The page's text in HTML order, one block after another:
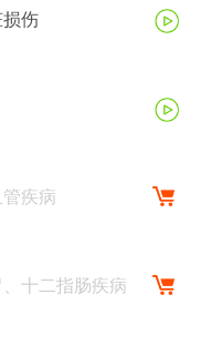
损伤
管疾病
十二指肠疾病